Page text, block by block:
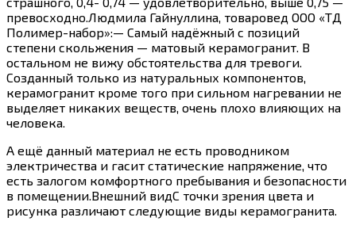
превосходно.Людмила Гайнуллина, товаровед ООО «ТД
Полимер-набор»:— Самый надёжный с позиций
степени скольжения — матовый керамогранит. В
остальном не вижу обстоятельства для тревоги.
Созданный только из натуральных компонентов,
керамогранит кроме того при сильном нагревании не
выделяет никаких веществ, очень плохо влияющих на
человека.
А ещё данный материал не есть проводником
электричества и гасит статические напряжение, что
есть залогом комфортного пребывания и безопасности
в помещении.Внешний видС точки зрения цвета и
рисунка различают следующие виды керамогранита.